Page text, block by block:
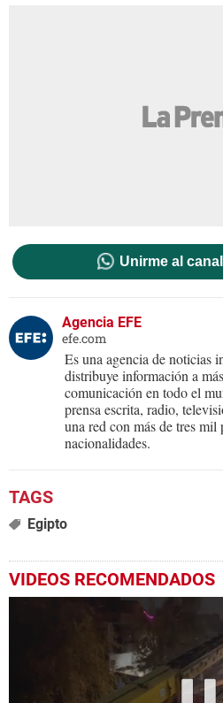
Unirme al
Agencia EFE
efe.com
Es una agencia de noticias
distribuye información a
comunicación en todo el
prensa escrita, radio,
una red con más de tres mil
nacionalidades.
Egipto
VIDEOS RECOMENDADOS